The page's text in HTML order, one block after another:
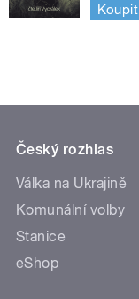
Koupit
Český rozhlas
Válka na Ukrajině
Komunální volby
Stanice
eShop